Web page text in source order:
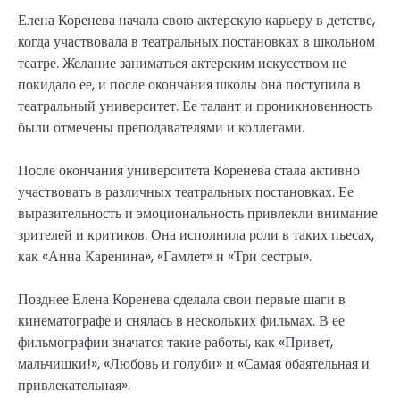
Елена Коренева начала свою актерскую карьеру в детстве,
когда участвовала в театральных постановках в школьном
театре. Желание заниматься актерским искусством не
покидало ее, и после окончания школы она поступила в
театральный университет. Ее талант и проникновенность
были отмечены преподавателями и коллегами.
После окончания университета Коренева стала активно
участвовать в различных театральных постановках. Ее
выразительность и эмоциональность привлекли внимание
зрителей и критиков. Она исполнила роли в таких пьесах,
как «Анна Каренина», «Гамлет» и «Три сестры».
Позднее Елена Коренева сделала свои первые шаги в
кинематографе и снялась в нескольких фильмах. В ее
фильмографии значатся такие работы, как «Привет,
мальчишки!», «Любовь и голуби» и «Самая обаятельная и
привлекательная».